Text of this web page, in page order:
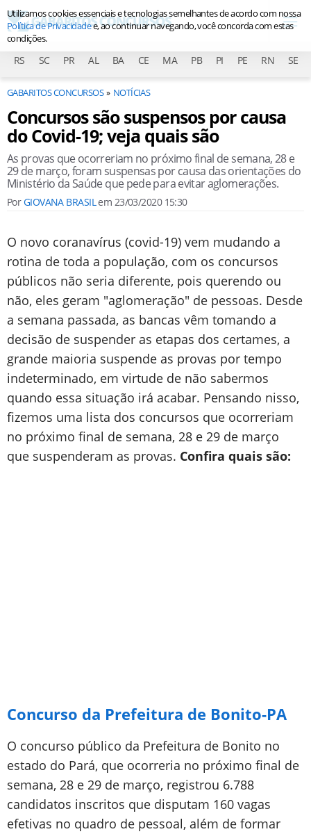
RS SC PR AL BA CE MA PB PI PE RN SE
GABARITOS CONCURSOS NOTÍCIAS
Concursos são suspensos por causa
do Covid-19; veja quais são
As provas que ocorreriam no próximo final de semana, 28 e
29 de março, foram suspensas por causa das orientações do
Ministério da Saúde que pede para evitar aglomerações.
PorGIOVANA BRASILem 23/03/2020 15:30
O novo coranavírus (covid-19) vem mudando a
rotina de toda a população, com os concursos
públicos não seria diferente, pois querendo ou
não, eles geram "aglomeração" de pessoas. Desde
a semana passada, as bancas vêm tomando a
decisão de suspender as etapas dos certames, a
grande maioria suspende as provas por tempo
indeterminado, em virtude de não sabermos
quando essa situação irá acabar. Pensando nisso,
fizemos uma lista dos concursos que ocorreriam
no próximo final de semana, 28 e 29 de março
que suspenderam as provas. Confira quais são:
Concurso da Prefeitura de Bonito-PA
O concurso público da Prefeitura de Bonito no
estado do Pará, que ocorreria no próximo final de
semana, 28 e 29 de março, registrou 6.788
candidatos inscritos que disputam 160 vagas
efetivas no quadro de pessoal, além de formar
Utilizamos cookies essenciais e tecnologias semelhantes de acordo com nossa
Política de Privacidadee, ao continuar navegando, você concorda com estas
condições.